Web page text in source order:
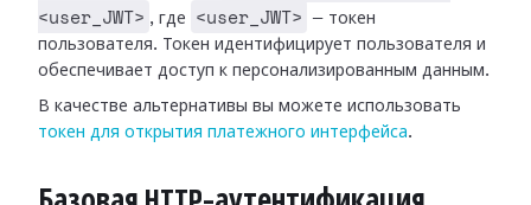
<user_JWT> , где <user_JWT>
— токен
пользователя. Токен идентифицирует пользователя и
обеспечивает доступ к персонализированным данным.
В качестве альтернативы вы можете использовать
токен для открытия платежного интерфейса.